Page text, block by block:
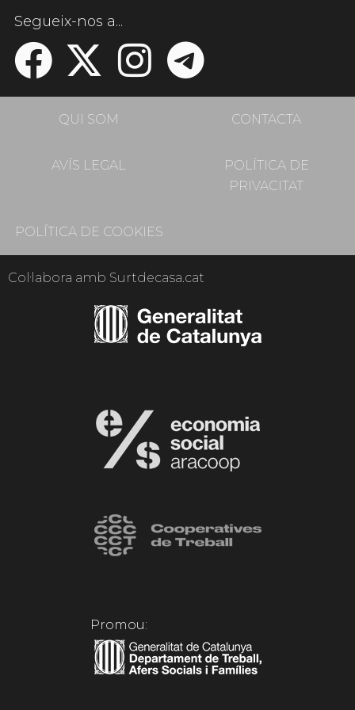
Segueix-nos a...
QUI SOM CONTACTA
AVÍS LEGAL
POLÍTICA DE
PRIVACITAT
POLÍTICA DE COOKIES
Col·labora amb Surtdecasa.cat
Promou: